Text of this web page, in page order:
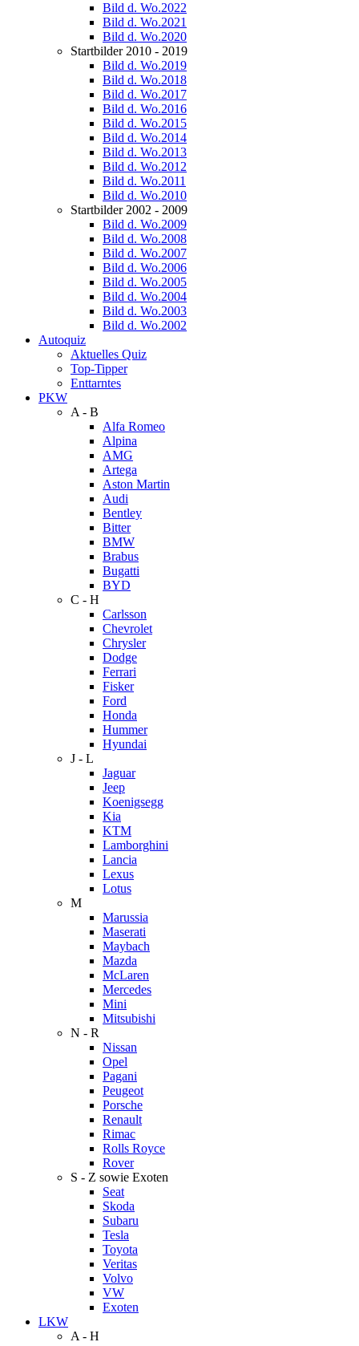
Bild d. Wo.2022
Bild d. Wo.2021
Bild d. Wo.2020
Startbilder 2010 - 2019
Bild d. Wo.2019
Bild d. Wo.2018
Bild d. Wo.2017
Bild d. Wo.2016
Bild d. Wo.2015
Bild d. Wo.2014
Bild d. Wo.2013
Bild d. Wo.2012
Bild d. Wo.2011
Bild d. Wo.2010
Startbilder 2002 - 2009
Bild d. Wo.2009
Bild d. Wo.2008
Bild d. Wo.2007
Bild d. Wo.2006
Bild d. Wo.2005
Bild d. Wo.2004
Bild d. Wo.2003
Bild d. Wo.2002
Autoquiz
Aktuelles Quiz
Top-Tipper
Enttarntes
PKW
A - B
Alfa Romeo
Alpina
AMG
Artega
Aston Martin
Audi
Bentley
Bitter
BMW
Brabus
Bugatti
BYD
C - H
Carlsson
Chevrolet
Chrysler
Dodge
Ferrari
Fisker
Ford
Honda
Hummer
Hyundai
J - L
Jaguar
Jeep
Koenigsegg
Kia
KTM
Lamborghini
Lancia
Lexus
Lotus
M
Marussia
Maserati
Maybach
Mazda
McLaren
Mercedes
Mini
Mitsubishi
N - R
Nissan
Opel
Pagani
Peugeot
Porsche
Renault
Rimac
Rolls Royce
Rover
S - Z sowie Exoten
Seat
Skoda
Subaru
Tesla
Toyota
Veritas
Volvo
VW
Exoten
LKW
A - H